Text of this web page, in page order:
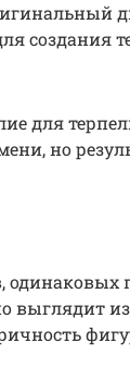
создания
для
но
одинаковых
выглядит